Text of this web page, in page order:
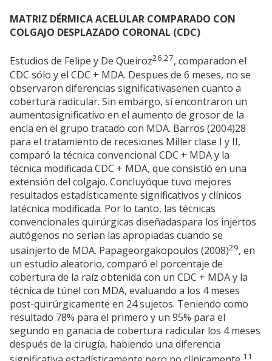
MATRIZ DÉRMICA ACELULAR COMPARADO CON
COLGAJO DESPLAZADO CORONAL (CDC)
Estudios de Felipe y De Queiroz26,27, comparadon el
CDC sólo y el CDC + MDA. Despues de 6 meses, no se
observaron diferencias significativasenen cuanto a
cobertura radicular. Sin embargo, sí encontraron un
aumentosignificativo en el aumento de grosor de la
encía en el grupo tratado con MDA. Barros (2004)28
para el tratamiento de recesiones Miller clase I y II,
comparó la técnica convencional CDC + MDA y la
técnica modificada CDC + MDA, que consistió en una
extensión del colgajo. Concluyóque tuvo mejores
resultados estadísticamente significativos y clínicos
latécnica modificada. Por lo tanto, las técnicas
convencionales quirúrgicas diseñadaspara los injertos
autógenos no serian las apropiadas cuando se
usainjerto de MDA. Papageorgakopoulos (2008)29, en
un estudio aleatorio, comparó el porcentaje de
cobertura de la raíz obtenida con un CDC + MDA y la
técnica de túnel con MDA, evaluando a los 4 meses
post-quirúrgicamente en 24 sujetos. Teniendo como
resultado 78% para el primero y un 95% para el
segundo en ganacia de cobertura radicular los 4 meses
después de la cirugía, habiendo una diferencia
11